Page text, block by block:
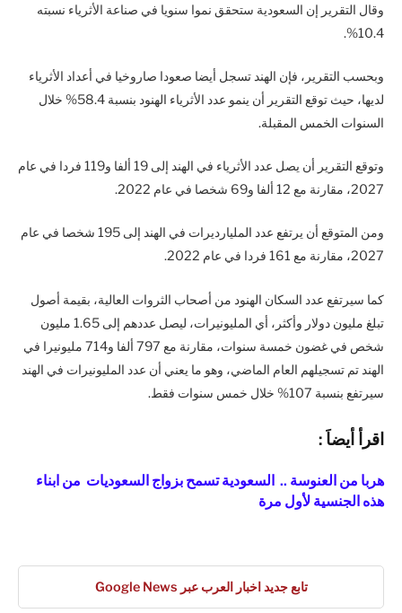
وقال التقرير إن السعودية ستحقق نموا سنويا في صناعة الأثرياء نسبته
10.4%.
وبحسب التقرير، فإن الهند تسجل أيضا صعودا صاروخيا في أعداد الأثرياء
لديها، حيث توقع التقرير أن ينمو عدد الأثرياء الهنود بنسبة 58.4% خلال
السنوات الخمس المقبلة.
وتوقع التقرير أن يصل عدد الأثرياء في الهند إلى 19 ألفا و119 فردا في عام
2027، مقارنة مع 12 ألفا و69 شخصا في عام 2022.
ومن المتوقع أن يرتفع عدد المليارديرات في الهند إلى 195 شخصا في عام
2027، مقارنة مع 161 فردا في عام 2022.
كما سيرتفع عدد السكان الهنود من أصحاب الثروات العالية، بقيمة أصول
تبلغ مليون دولار وأكثر، أي المليونيرات، ليصل عددهم إلى 1.65 مليون
شخص في غضون خمسة سنوات، مقارنة مع 797 ألفا و714 مليونيرا في
الهند تم تسجيلهم العام الماضي، وهو ما يعني أن عدد المليونيرات في الهند
سيرتفع بنسبة 107% خلال خمس سنوات فقط.
قرأ أيضاَ :
هربا من العنوسة .. السعودية تسمح بزواج السعوديات من ابناء
هذه الجنسية لأول مرة
تابع جديد اخبار العرب عبر Google News